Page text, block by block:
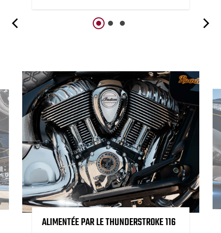
ALIMENTÉE PAR LE THUNDERSTROKE 116